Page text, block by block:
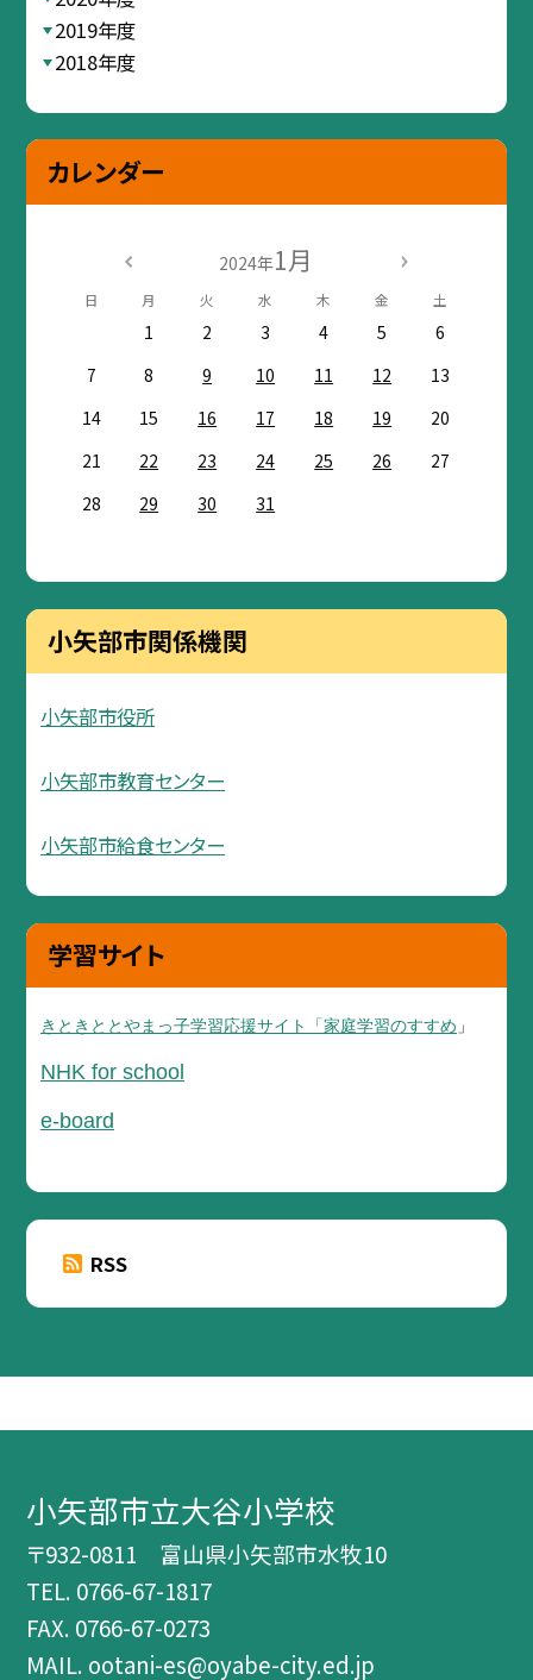
2019年度
2018年度
カレンダー
2024年1月
日 月 火 水 木 金 土
1 2 3 4 5
6
7
8 9 10 11 12
13
14
15 16 17 18 19
20
21
22 23 24 25 26
27
28
29 30 31
小矢部市関係機関
小矢部市役所
小矢部市教育センター
小矢部市給食センター
学習サイト
きときととやまっ子学習応援サイト「家庭学習のすすめ 」
NHK for school
e-board
RSS
小矢部市立大谷小学校
〒932-0811 富山県小矢部市水牧10
TEL. 0766-67-1817
FAX. 0766-67-0273
MAIL. ootani-es@oyabe-city.ed.jp